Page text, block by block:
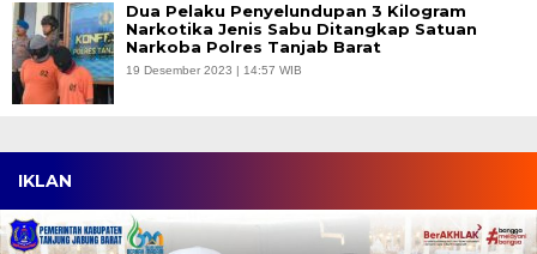
Dua Pelaku Penyelundupan 3 Kilogram
Narkotika Jenis Sabu Ditangkap Satuan
Narkoba Polres Tanjab Barat
19 Desember 2023 | 14:57 WIB
IKLAN